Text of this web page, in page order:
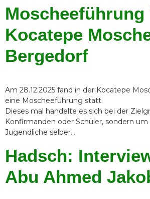
Moscheeführung
Kocatepe
Bergedorf
Am 28.12.2025 fand in der Kocatepe
eine Moscheeführung statt.
Dieses mal handelte es sich bei der
Konfirmanden oder Schüler, sondern
Jugendliche selber…
Hadsch:
Abu Ahmed